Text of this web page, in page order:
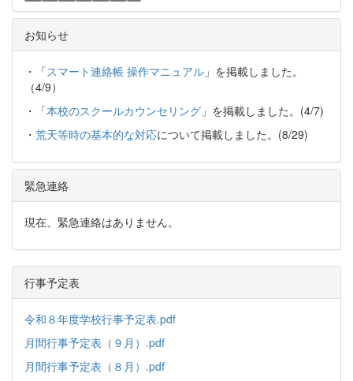
お知らせ
・「スマート連絡帳 操作マニュアル 」を掲載しました。
（4/9）
・「本校のスクールカウンセリング 」を掲載しました。(4/7)
・ 荒天等時の基本的な対応について掲載しました。(8/29)
緊急連絡
現在、緊急連絡はありません。
行事予定表
令和８年度学校行事予定表.pdf
月間行事予定表（９月）.pdf
月間行事予定表（８月）.pdf